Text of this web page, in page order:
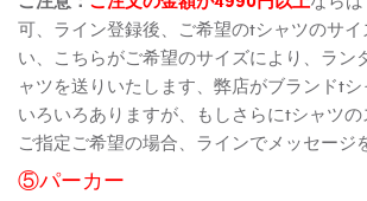
可、ライン登録後、ご希望のtシャツのサ
い、こちらがご希望のサイズにより、ラン
ャツを送りいたします、弊店がブランドt
いろいろありますが、もしさらにtシャツ
ご指定ご希望の場合、ラインでメッセージ
⑤パーカー